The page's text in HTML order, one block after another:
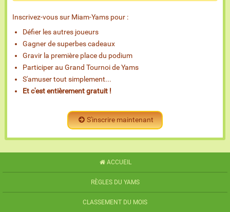
Inscrivez-vous sur Miam-Yams pour :
Défier les autres joueurs
Gagner de superbes cadeaux
Gravir la première place du podium
Participer au Grand Tournoi de Yams
S'amuser tout simplement...
Et c'est entièrement gratuit !
S'inscrire maintenant
ACCUEIL
RÈGLES DU YAMS
CLASSEMENT DU MOIS